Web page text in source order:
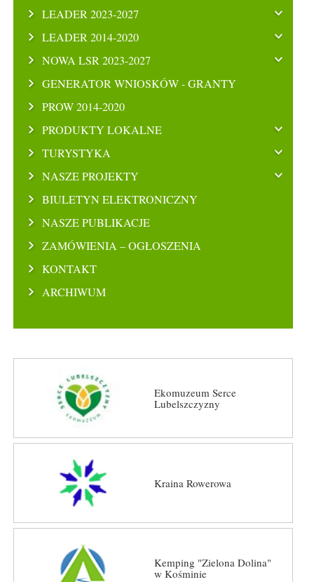
LEADER 2023-2027
LEADER 2014-2020
NOWA LSR 2023-2027
GENERATOR WNIOSKÓW - GRANTY
PROW 2014-2020
PRODUKTY LOKALNE
TURYSTYKA
NASZE PROJEKTY
BIULETYN ELEKTRONICZNY
NASZE PUBLIKACJE
ZAMÓWIENIA – OGŁOSZENIA
KONTAKT
ARCHIWUM
Ekomuzeum Serce
Lubelszczyzny
Kraina Rowerowa
Kemping "Zielona Dolina"
w Kośminie